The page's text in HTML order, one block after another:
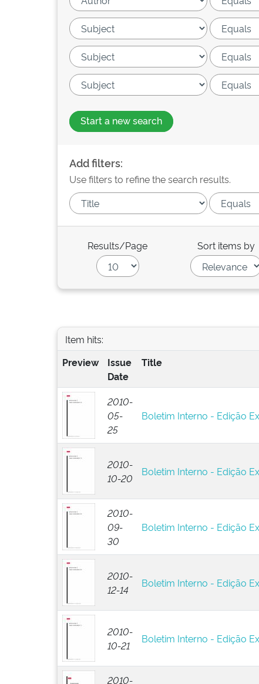
Start a new search
Add filters:
Use filters to refine the search results.
Results/Page Sort items by
Item hits:
Preview
Issue
Date
Title
2010-
05-
25
Boletim Interno - Edição
2010-
10-20
Boletim Interno - Edição
2010-
09-
30
Boletim Interno - Edição
2010-
12-14
Boletim Interno - Edição
2010-
10-21
Boletim Interno - Edição
2010-